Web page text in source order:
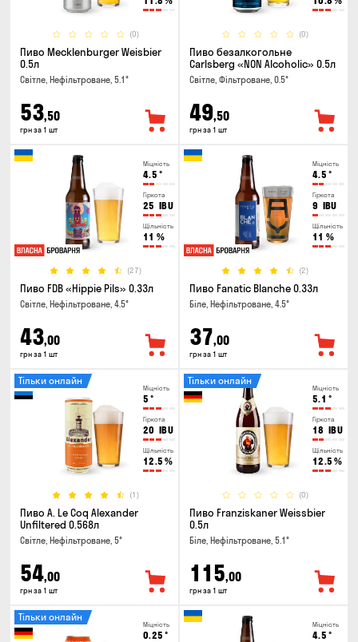
(0)
Пиво Mecklenburger Weisbier
0.5л
Світле, Нефільтроване, 5.1°
53,50
грн за 1 шт
(0)
Пиво безалкогольне
Carlsberg «NON Alcoholic» 0.5л
Світле, Фільтроване, 0.5°
49,50
грн за 1 шт
Міцність
4.5 °
Гіркота
25 IBU
Щільність
11 %
(27)
Пиво FDB «Hippie Pils» 0.33л
Світле, Нефільтроване, 4.5°
43,00
грн за 1 шт
Міцність
4.5 °
Гіркота
9 IBU
Щільність
11 %
(2)
Пиво Fanatic Blanche 0.33л
Біле, Нефільтроване, 4.5°
37,00
грн за 1 шт
Міцність
5 °
Гіркота
20 IBU
Щільність
12.5 %
(1)
Тільки онлайн
Пиво A. Le Coq Alexander
Unfiltered 0.568л
Світле, Нефільтроване, 5°
54,00
грн за 1 шт
Міцність
5.1 °
Гіркота
18 IBU
Щільність
12.5 %
(0)
Тільки онлайн
Пиво Franziskaner Weissbier
0.5л
Біле, Нефільтроване, 5.1°
115,00
грн за 1 шт
Міцність
0.25 °
Тільки онлайн
Міцність
4.5 °